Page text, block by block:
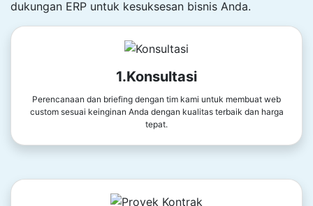
dukungan ERP untuk kesuksesan bisnis Anda.
1.Konsultasi
Perencanaan dan briefing dengan tim kami untuk membuat web
custom sesuai keinginan Anda dengan kualitas terbaik dan harga
tepat.